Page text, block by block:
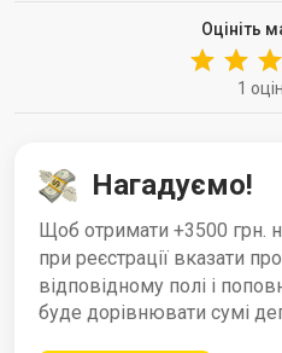
Оцініть
1
Нагадуємо!
Щоб отримати +3500 грн.
при реєстрації вказати
відповідному полі і
буде дорівнювати сумі